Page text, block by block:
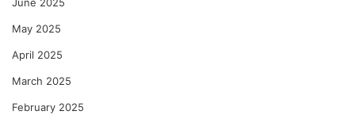
June 2025
May 2025
April 2025
March 2025
February 2025